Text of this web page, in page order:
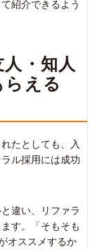
紹介できるよう
・知人
らえる
たとしても、入
ル採用には成功
違い、リファラ
す。「そもそも
オススメするか